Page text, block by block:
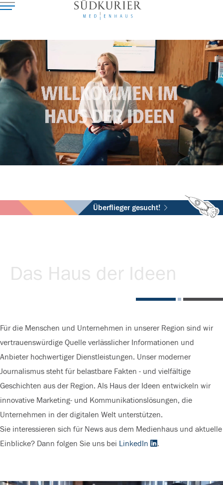
Überflieger gesucht!
Das Haus der Ideen
Für die Menschen und Unternehmen in unserer Region sind wir
vertrauenswürdige Quelle verlässlicher Informationen und
Anbieter hochwertiger Dienstleistungen. Unser moderner
Journalismus steht für belastbare Fakten - und vielfältige
Geschichten aus der Region. Als Haus der Ideen entwickeln wir
innovative Marketing- und Kommunikationslösungen, die
Unternehmen in der digitalen Welt unterstützen.
Sie interessieren sich für News aus dem Medienhaus und aktuelle
Einblicke? Dann folgen Sie uns bei LinkedIn .